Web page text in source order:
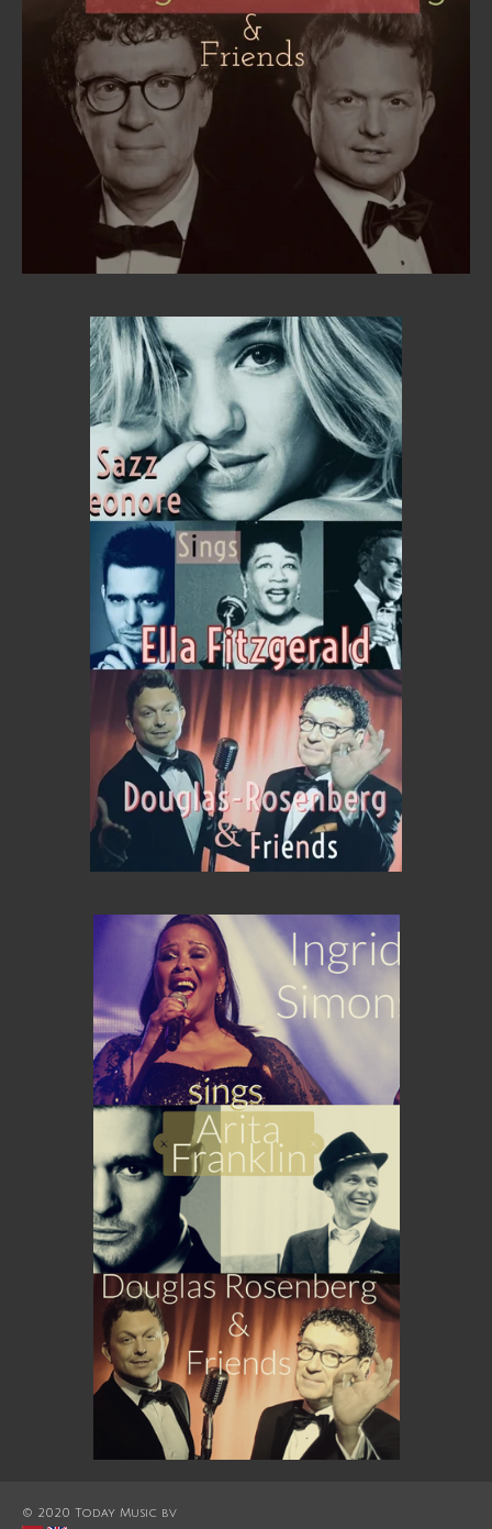
© 2020 Today Music bv